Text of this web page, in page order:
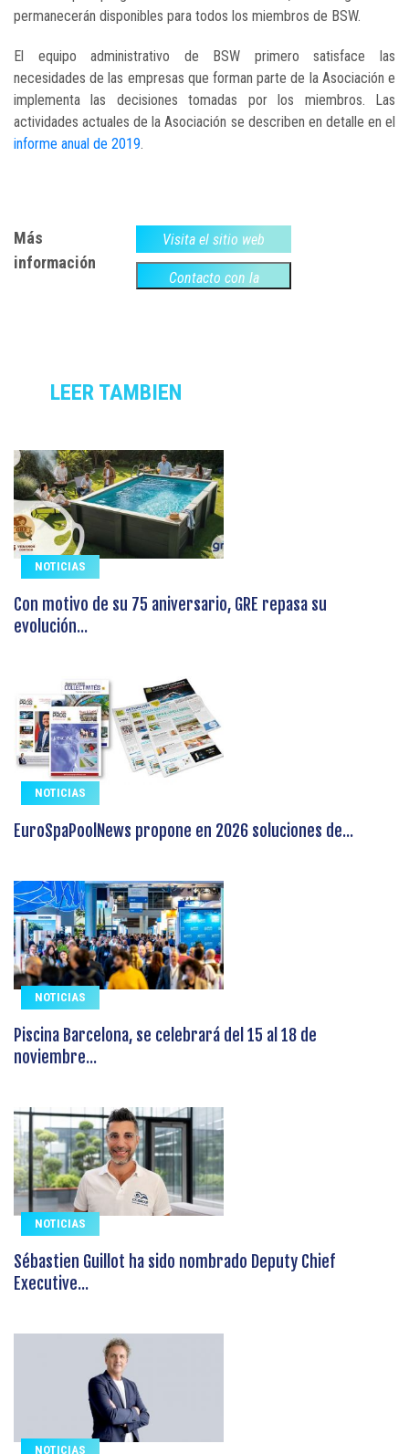
permanecerán disponibles para todos los miembros de BSW.
El equipo administrativo de BSW primero satisface las
necesidades de las empresas que forman parte de la Asociación e
implementa las decisiones tomadas por los miembros. Las
actividades actuales de la Asociación se describen en detalle en el
informe anual de 2019
Más
información
Visita el sitio web
Contacto con la
LEER TAMBIEN
NOTICIAS
Con motivo de su 75 aniversario, GRE repasa su
evolución...
NOTICIAS
EuroSpaPoolNews propone en 2026 soluciones de...
NOTICIAS
Piscina Barcelona, se celebrará del 15 al 18 de
noviembre...
NOTICIAS
Sébastien Guillot ha sido nombrado Deputy Chief
Executive...
NOTICIAS